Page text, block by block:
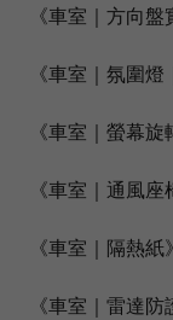
《車室｜方向盤
《車室｜氛圍燈
《車室｜螢幕旋
《車室｜通風座
《車室｜隔熱紙》
《車室｜雷達